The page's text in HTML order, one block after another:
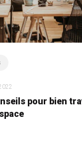
Bien